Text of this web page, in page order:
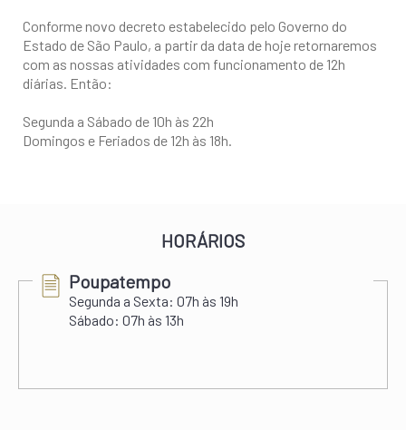
Conforme novo decreto estabelecido pelo Governo do
Estado de São Paulo, a partir da data de hoje retornaremos
com as nossas atividades com funcionamento de 12h
diárias. Então:
Segunda a Sábado de 10h às 22h
Domingos e Feriados de 12h às 18h.
HORÁRIOS
Poupatempo
Segunda a Sexta: 07h às 19h
Sábado: 07h às 13h